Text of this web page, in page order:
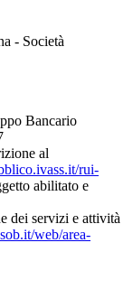
- Società
Bancario
al
rui-
abilitato e
dei servizi e attività
web/area-